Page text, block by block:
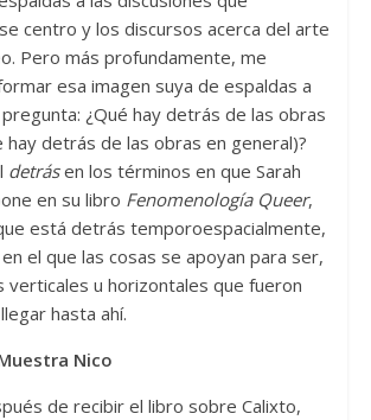
centro y los discursos acerca del arte
Pero más profundamente, me
esa imagen suya de espaldas a
¿Qué hay detrás de las obras
hay detrás de las obras en general)?
detrásen los términos en que Sarah
en su libro Fenomenología Queer,
está detrás temporoespacialmente,
el que las cosas se apoyan para ser,
verticales u horizontales que fueron
hasta ahí.
Nico
de recibir el libro sobre Calixto,